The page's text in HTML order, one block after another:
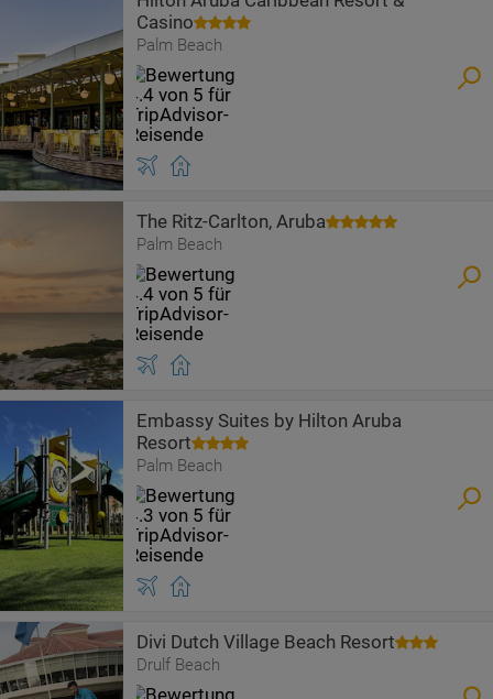
Casino
Palm Beach
The Ritz-Carlton, Aruba
Palm Beach
Embassy Suites by Hilton Aruba
Resort
Palm Beach
Divi Dutch Village Beach Resort
Drulf Beach